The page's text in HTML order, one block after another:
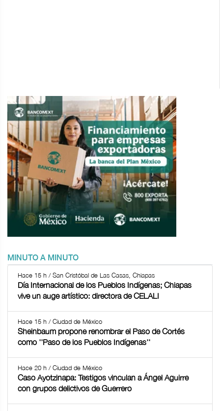
MINUTO A MINUTO
Hace 15 h / San Cristóbal de Las Casas, Chiapas
Día Internacional de los Pueblos Indígenas; Chiapas
vive un auge artístico: directora de CELALI
Hace 15 h / Ciudad de México
Sheinbaum propone renombrar el Paso de Cortés
como ''Paso de los Pueblos Indígenas''
Hace 20 h / Ciudad de México
Caso Ayotzinapa: Testigos vinculan a Ángel Aguirre
con grupos delictivos de Guerrero